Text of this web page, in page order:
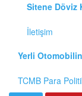
Sitene Döviz
İletişim
Yerli
TCMB Para